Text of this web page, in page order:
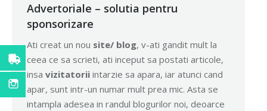
Advertoriale – solutia pentru
sponsorizare
Ati creat un nou site/ blog, v-ati gandit mult la
ceea ce sa scrieti, ati inceput sa postati articole,
insa vizitatorii intarzie sa apara, iar atunci cand
apar, sunt intr-un numar mult prea mic. Asta se
intampla adesea in randul blogurilor noi, deoarce